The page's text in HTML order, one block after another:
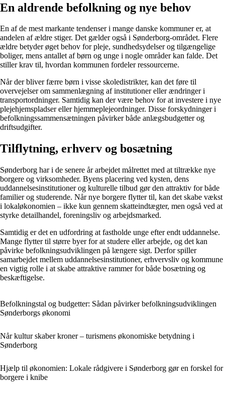
En aldrende befolkning og nye behov
En af de mest markante tendenser i mange danske kommuner er, at
andelen af ældre stiger. Det gælder også i Sønderborg-området. Flere
ældre betyder øget behov for pleje, sundhedsydelser og tilgængelige
boliger, mens antallet af børn og unge i nogle områder kan falde. Det
stiller krav til, hvordan kommunen fordeler ressourcerne.
Når der bliver færre børn i visse skoledistrikter, kan det føre til
overvejelser om sammenlægning af institutioner eller ændringer i
transportordninger. Samtidig kan der være behov for at investere i nye
plejehjemspladser eller hjemmeplejeordninger. Disse forskydninger i
befolkningssammensætningen påvirker både anlægsbudgetter og
driftsudgifter.
Tilflytning, erhverv og bosætning
Sønderborg har i de senere år arbejdet målrettet med at tiltrække nye
borgere og virksomheder. Byens placering ved kysten, dens
uddannelsesinstitutioner og kulturelle tilbud gør den attraktiv for både
familier og studerende. Når nye borgere flytter til, kan det skabe vækst
i lokaløkonomien – ikke kun gennem skatteindtægter, men også ved at
styrke detailhandel, foreningsliv og arbejdsmarked.
Samtidig er det en udfordring at fastholde unge efter endt uddannelse.
Mange flytter til større byer for at studere eller arbejde, og det kan
påvirke befolkningsudviklingen på længere sigt. Derfor spiller
samarbejdet mellem uddannelsesinstitutioner, erhvervsliv og kommune
en vigtig rolle i at skabe attraktive rammer for både bosætning og
beskæftigelse.
Befolkningstal og budgetter: Sådan påvirker befolkningsudviklingen
Sønderborgs økonomi
Når kultur skaber kroner – turismens økonomiske betydning i
Sønderborg
Hjælp til økonomien: Lokale rådgivere i Sønderborg gør en forskel for
borgere i knibe